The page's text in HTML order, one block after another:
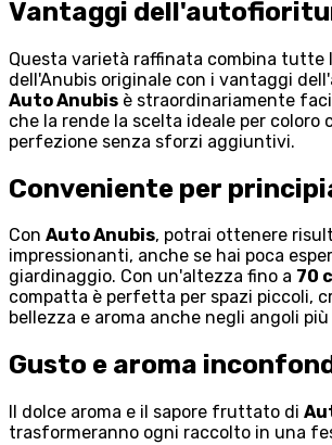
Vantaggi
Questa varietà raffinata combina tutte
dell'Anubis originale con i vantaggi
Auto Anubis è straordinariamente
che la rende la scelta ideale per coloro
perfezione senza sforzi aggiuntivi.
Conveniente per
Con Auto Anubis, potrai ottenere
impressionanti, anche se hai poca
giardinaggio. Con un'altezza fino a 70
compatta è perfetta per spazi piccoli,
bellezza e aroma anche negli angoli
Gusto e aroma
Il dolce aroma e il sapore fruttato di
trasformeranno ogni raccolto in una